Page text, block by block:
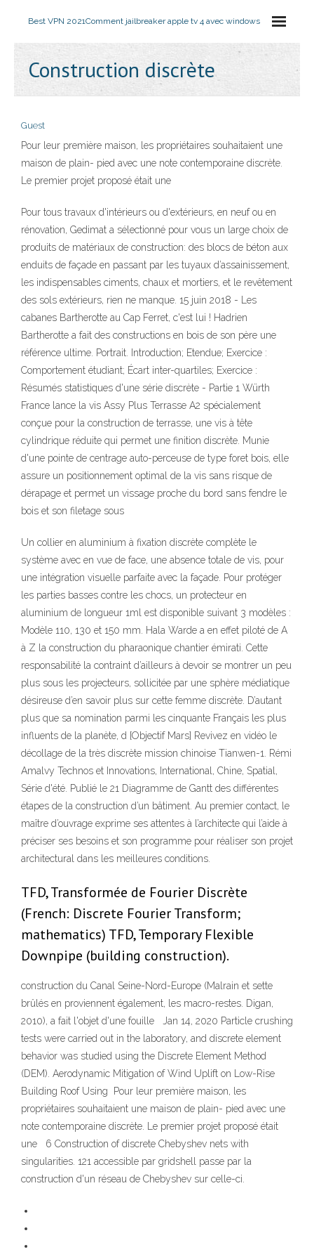
Best VPN 2021Comment jailbreaker apple tv 4 avec windows
Construction discrète
Guest
Pour leur première maison, les propriétaires souhaitaient une
maison de plain- pied avec une note contemporaine discrète.
Le premier projet proposé était une
Pour tous travaux d'intérieurs ou d'extérieurs, en neuf ou en
rénovation, Gedimat a sélectionné pour vous un large choix de
produits de matériaux de construction: des blocs de béton aux
enduits de façade en passant par les tuyaux d’assainissement,
les indispensables ciments, chaux et mortiers, et le revêtement
des sols extérieurs, rien ne manque. 15 juin 2018 - Les
cabanes Bartherotte au Cap Ferret, c'est lui ! Hadrien
Bartherotte a fait des constructions en bois de son père une
référence ultime. Portrait. Introduction; Etendue; Exercice :
Comportement étudiant; Écart inter-quartiles; Exercice :
Résumés statistiques d'une série discrète - Partie 1 Würth
France lance la vis Assy Plus Terrasse A2 spécialement
conçue pour la construction de terrasse, une vis à tête
cylindrique réduite qui permet une finition discrète. Munie
d'une pointe de centrage auto-perceuse de type foret bois, elle
assure un positionnement optimal de la vis sans risque de
dérapage et permet un vissage proche du bord sans fendre le
bois et son filetage sous
Un collier en aluminium à fixation discrète complète le
système avec en vue de face, une absence totale de vis, pour
une intégration visuelle parfaite avec la façade. Pour protéger
les parties basses contre les chocs, un protecteur en
aluminium de longueur 1ml est disponible suivant 3 modèles :
Modèle 110, 130 et 150 mm. Hala Warde a en effet piloté de A
à Z la construction du pharaonique chantier émirati. Cette
responsabilité la contraint d’ailleurs à devoir se montrer un peu
plus sous les projecteurs, sollicitée par une sphère médiatique
désireuse d’en savoir plus sur cette femme discrète. D’autant
plus que sa nomination parmi les cinquante Français les plus
influents de la planète, d [Objectif Mars] Revivez en vidéo le
décollage de la très discrète mission chinoise Tianwen-1. Rémi
Amalvy Technos et Innovations, International, Chine, Spatial,
Série d'été. Publié le 21 Diagramme de Gantt des différentes
étapes de la construction d’un bâtiment. Au premier contact, le
maître d’ouvrage exprime ses attentes à l’architecte qui l’aide à
préciser ses besoins et son programme pour réaliser son projet
architectural dans les meilleures conditions.
TFD, Transformée de Fourier Discrète
(French: Discrete Fourier Transform;
mathematics) TFD, Temporary Flexible
Downpipe (building construction).
construction du Canal Seine-Nord-Europe (Malrain et sette
brûlés en proviennent également, les macro-restes. Digan,
2010), a fait l'objet d'une fouille Jan 14, 2020 Particle crushing
tests were carried out in the laboratory, and discrete element
behavior was studied using the Discrete Element Method
(DEM). Aerodynamic Mitigation of Wind Uplift on Low-Rise
Building Roof Using Pour leur première maison, les
propriétaires souhaitaient une maison de plain- pied avec une
note contemporaine discrète. Le premier projet proposé était
une 6 Construction of discrete Chebyshev nets with
singularities. 121 accessible par gridshell passe par la
construction d'un réseau de Chebyshev sur celle-ci.